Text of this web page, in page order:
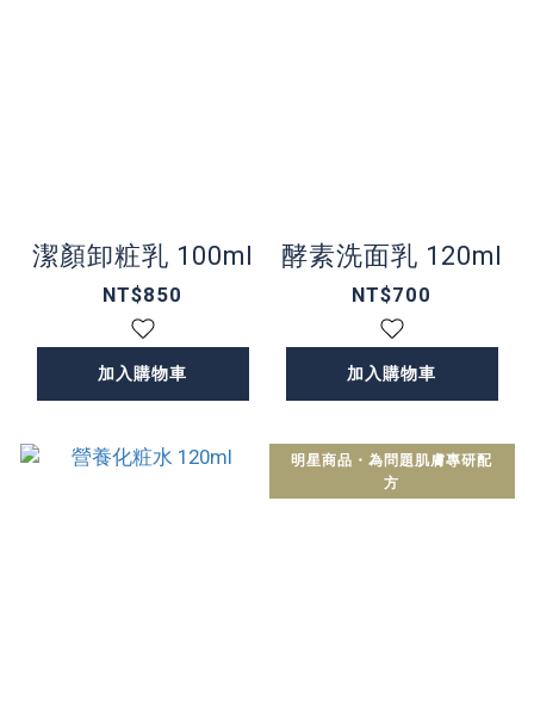
潔顏卸粧乳 100ml
NT$850
加入購物車
酵素洗面乳 120ml
NT$700
加入購物車
明星商品・為問題肌膚專研配
方